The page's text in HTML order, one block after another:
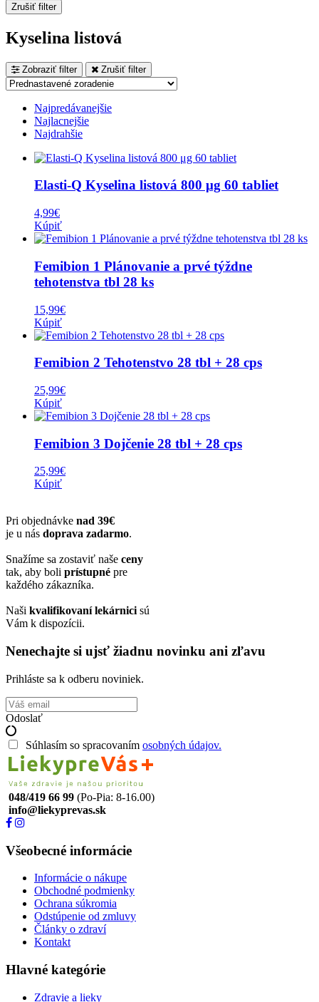
Zrušiť filter
Kyselina listová
Zobraziť filter Zrušiť filter
Najpredávanejšie
Najlacnejšie
Najdrahšie
Elasti-Q Kyselina listová 800 μg 60 tabliet
4,99€
Kúpiť
Femibion 1 Plánovanie a prvé týždne
tehotenstva tbl 28 ks
15,99€
Kúpiť
Femibion 2 Tehotenstvo 28 tbl + 28 cps
25,99€
Kúpiť
Femibion 3 Dojčenie 28 tbl + 28 cps
25,99€
Kúpiť
Pri objednávke nad 39€
je u nás doprava zadarmo.
Snažíme sa zostaviť naše ceny
tak, aby boli prístupné pre
každého zákazníka.
Naši kvalifikovaní lekárnicisú
Vám k dispozícii.
Nenechajte si ujsť žiadnu novinku ani zľavu
Prihláste sa k odberu noviniek.
Odoslať
Súhlasím so spracovaním osobných údajov.
048/419 66 99 (Po-Pia: 8-16.00)
info@liekyprevas.sk
Všeobecné informácie
Informácie o nákupe
Obchodné podmienky
Ochrana súkromia
Odstúpenie od zmluvy
Články o zdraví
Kontakt
Hlavné kategórie
Zdravie a lieky